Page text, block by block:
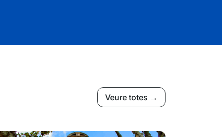
Veure totes →